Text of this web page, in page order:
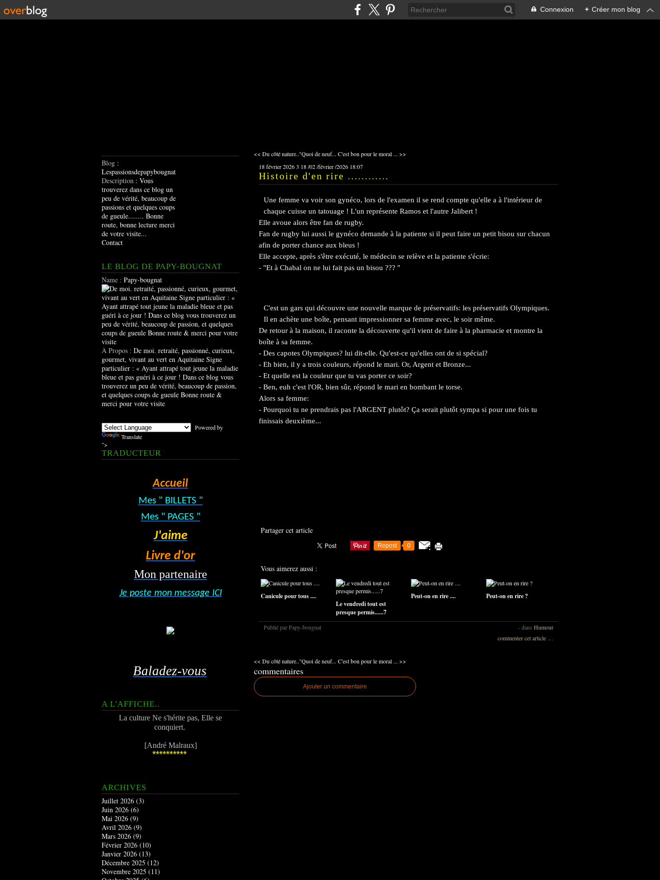
Connexion + Créer mon blog
Blog :
Lespassionsdepapybougnat
Description : Vous
trouverez dans ce blog un
peu de vérité, beaucoup de
passions et quelques coups
de gueule........ Bonne
route, bonne lecture merci
de votre visite...
Contact
LE BLOG DE PAPY-BOUGNAT
Name : Papy-bougnat
À Propos : De moi. retraité, passionné, curieux,
gourmet, vivant au vert en Aquitaine Signe
particulier : « Ayant attrapé tout jeune la maladie
bleue et pas guéri à ce jour ! Dans ce blog vous
trouverez un peu de vérité, beaucoup de passion,
et quelques coups de gueule Bonne route &
merci pour votre visite
Powered by
Translate
">
TRADUCTEUR
Accueil
Mes " BILLETS "
Mes " PAGES "
J'aime
Livre d'or
Mon partenaire
Je poste mon message ICI
Baladez-vous
A L'AFFICHE..
La culture Ne s'hérite pas, Elle se
conquiert.
[André Malraux]
**********
ARCHIVES
Juillet 2026 (3)
Juin 2026 (6)
Mai 2026 (9)
Avril 2026 (9)
Mars 2026 (9)
Février 2026 (10)
Janvier 2026 (13)
Décembre 2025 (12)
Novembre 2025 (11)
<< Du côté nature.."Quoi de neuf... C'est bon pour le moral ... >>
18 février 20263 18/02/février/2026 18:07
Histoire d'en rire ............
Une femme va voir son gynéco, lors de l'examen il se rend compte qu'elle a à l'intérieur de
chaque cuisse un tatouage ! L'un représente Ramos et l'autre Jalibert !
Elle avoue alors être fan de rugby.
Fan de rugby lui aussi le gynéco demande à la patiente si il peut faire un petit bisou sur chacun
afin de porter chance aux bleus !
Elle accepte, après s'être exécuté, le médecin se relève et la patiente s'écrie:
- "Et à Chabal on ne lui fait pas un bisou ??? "
C'est un gars qui découvre une nouvelle marque de préservatifs: les préservatifs Olympiques.
Il en achète une boîte, pensant impressionner sa femme avec, le soir même.
De retour à la maison, il raconte la découverte qu'il vient de faire à la pharmacie et montre la
boîte à sa femme.
- Des capotes Olympiques? lui dit-elle. Qu'est-ce qu'elles ont de si spécial?
- Eh bien, il y a trois couleurs, répond le mari. Or, Argent et Bronze...
- Et quelle est la couleur que tu vas porter ce soir?
- Ben, euh c'est l'OR, bien sûr, répond le mari en bombant le torse.
Alors sa femme:
- Pourquoi tu ne prendrais pas l'ARGENT plutôt? Ça serait plutôt sympa si pour une fois tu
finissais deuxième...
Partager cet article
Repost 0
Vous aimerez aussi :
Canicule pour tous ....
Le vendredi tout est
presque permis......7
Peut-on en rire .... Peut-on en rire ?
Publié par Papy-bougnat -dans Humour
commenter cet article
<< Du côté nature.."Quoi de neuf... C'est bon pour le moral ... >>
commentaires
Ajouter un commentaire